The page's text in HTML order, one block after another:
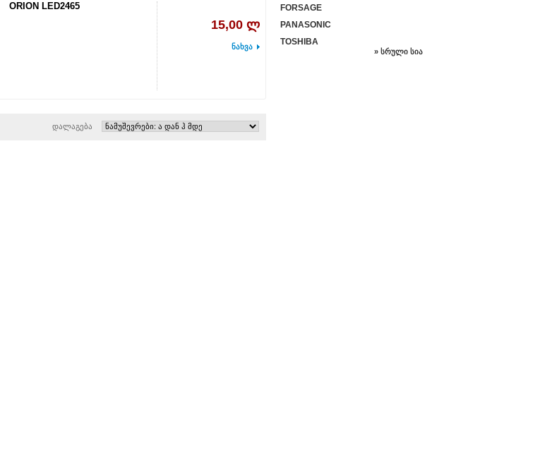
ORION LED2465
15,00 ლ
ნახვა
დალაგება
FORSAGE
PANASONIC
TOSHIBA
» სრული სია